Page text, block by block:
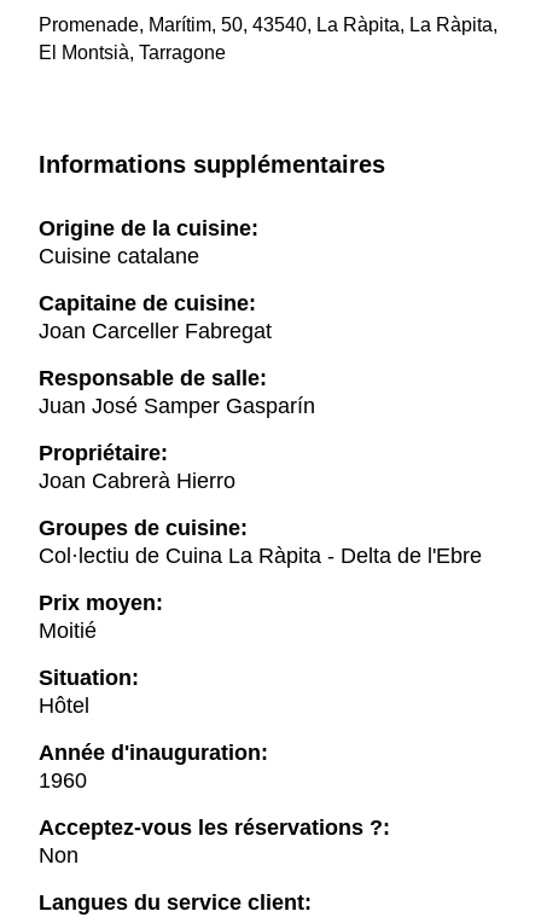
Promenade, Marítim, 50, 43540, La Ràpita, La Ràpita,
El Montsià, Tarragone
Informations supplémentaires
Origine de la cuisine:
Cuisine catalane
Capitaine de cuisine:
Joan Carceller Fabregat
Responsable de salle:
Juan José Samper Gasparín
Propriétaire:
Joan Cabrerà Hierro
Groupes de cuisine:
Col·lectiu de Cuina La Ràpita - Delta de l'Ebre
Prix moyen:
Moitié
Situation:
Hôtel
Année d'inauguration:
1960
Acceptez-vous les réservations ?:
Non
Langues du service client: